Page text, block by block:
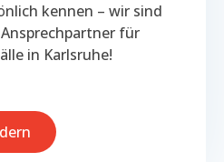
kennen – wir sind
für
in Karlsruhe!